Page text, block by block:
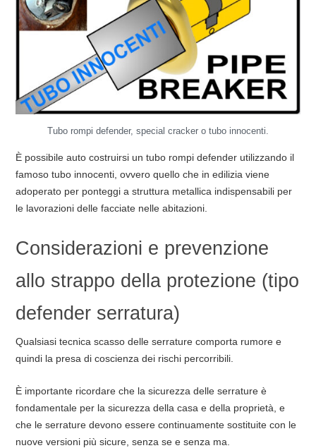
Tubo rompi defender, special cracker o tubo innocenti.
È possibile auto costruirsi un tubo rompi defender utilizzando il
famoso tubo innocenti, ovvero quello che in edilizia viene
adoperato per ponteggi a struttura metallica indispensabili per
le lavorazioni delle facciate nelle abitazioni.
Considerazioni e prevenzione
allo strappo della protezione (tipo
defender serratura)
Qualsiasi tecnica scasso delle serrature comporta rumore e
quindi la presa di coscienza dei rischi percorribili.
È importante ricordare che la sicurezza delle serrature è
fondamentale per la sicurezza della casa e della proprietà, e
che le serrature devono essere continuamente sostituite con le
nuove versioni più sicure, senza se e senza ma.